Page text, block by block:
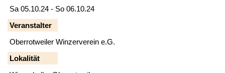
Sa 05.10.24 - So 06.10.24
Veranstalter
Oberrotweiler Winzerverein e.G.
Lokalität